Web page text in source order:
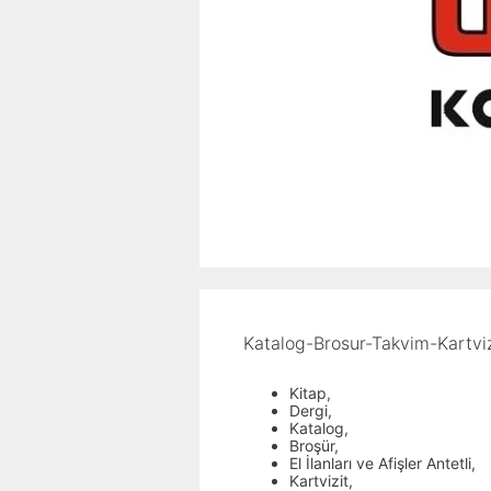
Katalog-Brosur-Takvim-
Kitap,
Dergi,
Katalog,
Broşür,
El İlanları ve Afişler Antetli,
Kartvizit,